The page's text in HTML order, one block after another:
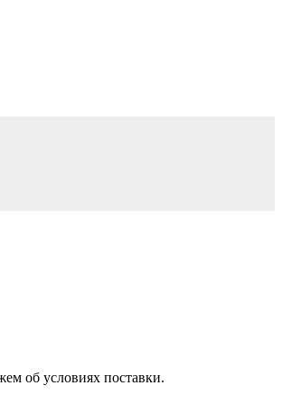
об условиях поставки.